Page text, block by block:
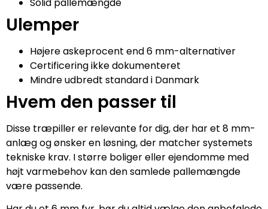
Ulemper
Højere askeprocent end 6 mm-alternativer
Certificering ikke dokumenteret
Mindre udbredt standard i Danmark
Hvem den passer til
Disse træpiller er relevante for dig, der har et 8 mm-
anlæg og ønsker en løsning, der matcher systemets
tekniske krav. I større boliger eller ejendomme med
højt varmebehov kan den samlede pallemængde
være passende.